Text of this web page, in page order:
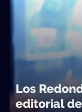
Los
editorial